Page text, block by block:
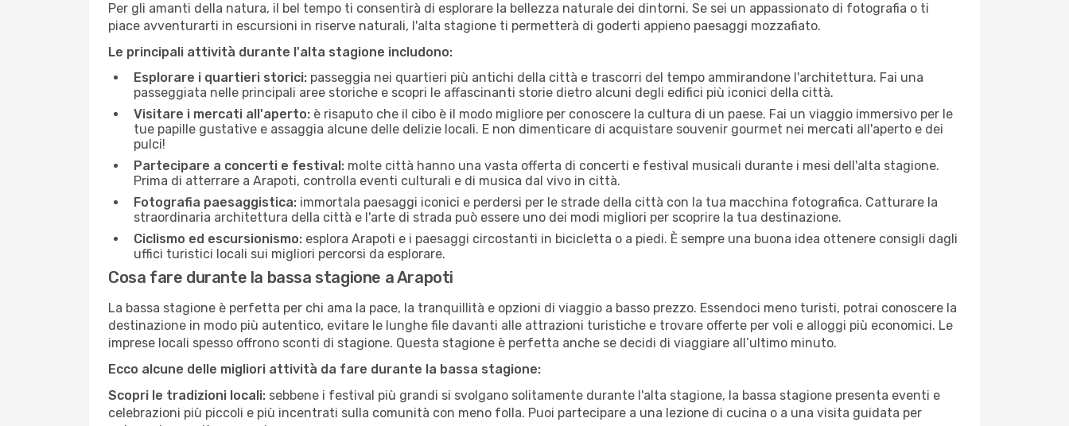
Per gli amanti della natura, il bel tempo ti consentirà di esplorare la bellezza naturale dei dintorni. Se sei un appassionato di fotografia o ti
piace avventurarti in escursioni in riserve naturali, l'alta stagione ti permetterà di goderti appieno paesaggi mozzafiato.
Le principali attività durante l'alta stagione includono:
Esplorare i quartieri storici: passeggia nei quartieri più antichi della città e trascorri del tempo ammirandone l'architettura. Fai una
passeggiata nelle principali aree storiche e scopri le affascinanti storie dietro alcuni degli edifici più iconici della città.
Visitare i mercati all'aperto: è risaputo che il cibo è il modo migliore per conoscere la cultura di un paese. Fai un viaggio immersivo per le
tue papille gustative e assaggia alcune delle delizie locali. E non dimenticare di acquistare souvenir gourmet nei mercati all'aperto e dei
pulci!
Partecipare a concerti e festival: molte città hanno una vasta offerta di concerti e festival musicali durante i mesi dell'alta stagione.
Prima di atterrare a Arapoti, controlla eventi culturali e di musica dal vivo in città.
Fotografia paesaggistica: immortala paesaggi iconici e perdersi per le strade della città con la tua macchina fotografica. Catturare la
straordinaria architettura della città e l'arte di strada può essere uno dei modi migliori per scoprire la tua destinazione.
Ciclismo ed escursionismo: esplora Arapoti e i paesaggi circostanti in bicicletta o a piedi. È sempre una buona idea ottenere consigli dagli
uffici turistici locali sui migliori percorsi da esplorare.
Cosa fare durante la bassa stagione a Arapoti
La bassa stagione è perfetta per chi ama la pace, la tranquillità e opzioni di viaggio a basso prezzo. Essendoci meno turisti, potrai conoscere la
destinazione in modo più autentico, evitare le lunghe file davanti alle attrazioni turistiche e trovare offerte per voli e alloggi più economici. Le
imprese locali spesso offrono sconti di stagione. Questa stagione è perfetta anche se decidi di viaggiare all’ultimo minuto.
Ecco alcune delle migliori attività da fare durante la bassa stagione:
Scopri le tradizioni locali: sebbene i festival più grandi si svolgano solitamente durante l'alta stagione, la bassa stagione presenta eventi e
celebrazioni più piccoli e più incentrati sulla comunità con meno folla. Puoi partecipare a una lezione di cucina o a una visita guidata per